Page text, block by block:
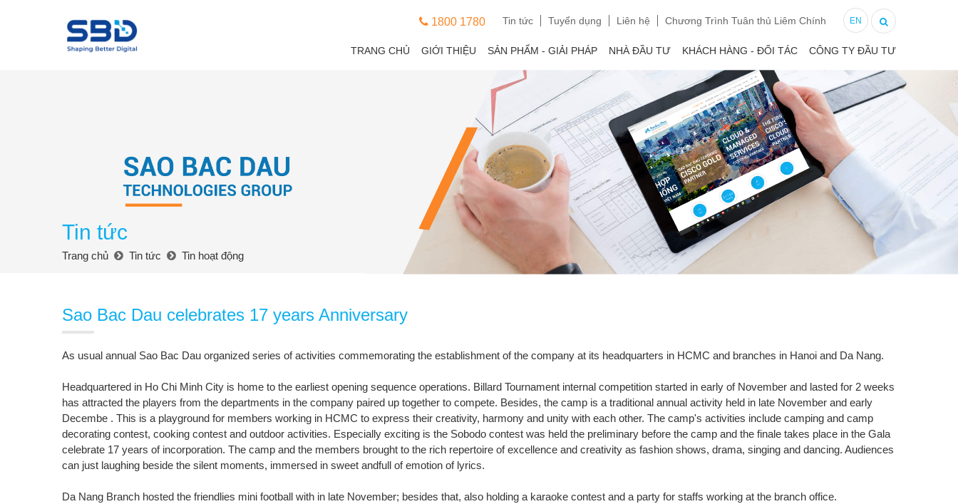
1800 1780 Tin tức Tuyển dụng Liên hệ Chương Trình Tuân thủ Liêm Chính EN
TRANG CHỦ GIỚI THIỆU SẢN PHẨM - GIẢI PHÁP NHÀ ĐẦU TƯ KHÁCH HÀNG - ĐỐI TÁC CÔNG TY ĐẦU TƯ
Tin tức
Trang chủ Tin tức Tin hoạt động
Sao Bac Dau celebrates 17 years Anniversary
As usual annual Sao Bac Dau organized series of activities commemorating the establishment of the company at its headquarters in HCMC and branches in Hanoi and Da Nang.
Headquartered in Ho Chi Minh City is home to the earliest opening sequence operations. Billard Tournament internal competition started in early of November and lasted for 2 weeks
has attracted the players from the departments in the company paired up together to compete. Besides, the camp is a traditional annual activity held in late November and early
Decembe . This is a playground for members working in HCMC to express their creativity, harmony and unity with each other. The camp's activities include camping and camp
decorating contest, cooking contest and outdoor activities. Especially exciting is the Sobodo contest was held the preliminary before the camp and the finale takes place in the Gala
celebrate 17 years of incorporation. The camp and the members brought to the rich repertoire of excellence and creativity as fashion shows, drama, singing and dancing. Audiences
can just laughing beside the silent moments, immersed in sweet andfull of emotion of lyrics.
Da Nang Branch hosted the friendlies mini football with in late November; besides that, also holding a karaoke contest and a party for staffs working at the branch office.